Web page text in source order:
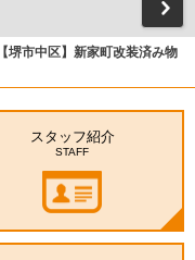
【堺市中区】新家町改装済み物
スタッフ紹介
STAFF